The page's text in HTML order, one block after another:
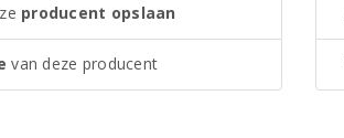
producent opslaan
van deze producent